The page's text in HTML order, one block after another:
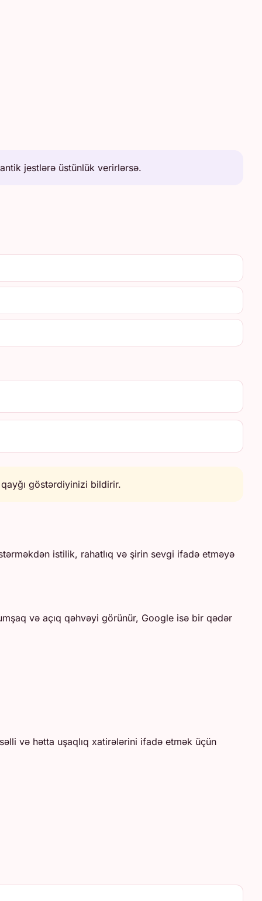
jestlərə üstünlük verirlərsə.
göstərdiyinizi bildirir.
istilik, rahatlıq və şirin sevgi ifadə etməyə
və açıq qəhvəyi görünür, Google isə bir qədər
və hətta uşaqlıq xatirələrini ifadə etmək üçün